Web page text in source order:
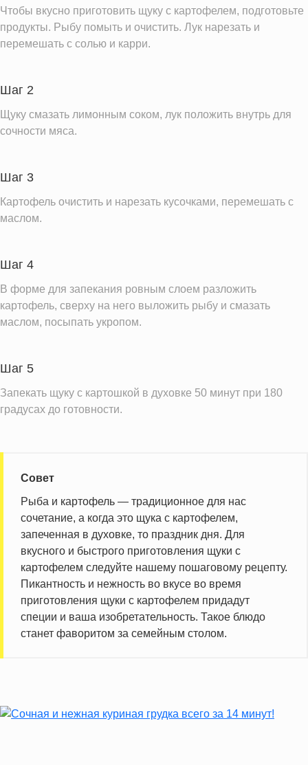
Холестерин
Вода
244.4 г
Натрий
Кальций
Железо
4.7 мг
Калий
Витамин С
Витамин А
51.3 IU
Витамин Д
Насыщенные жиры
Информация для одной порции
Чтобы вкусно приготовить щуку с картофелем, подготовьте
продукты. Рыбу помыть и очистить. Лук нарезать и
перемешать с солью и карри.
Шаг 2
Щуку смазать лимонным соком, лук положить внутрь для
сочности мяса.
Шаг 3
Картофель очистить и нарезать кусочками, перемешать с
маслом.
Шаг 4
В форме для запекания ровным слоем разложить
картофель, сверху на него выложить рыбу и смазать
маслом, посыпать укропом.
Шаг 5
Запекать щуку с картошкой в духовке 50 минут при 180
градусах до готовности.
Совет
Рыба и картофель — традиционное для нас
сочетание, а когда это щука с картофелем,
запеченная в духовке, то праздник дня. Для
вкусного и быстрого приготовления щуки с
картофелем следуйте нашему пошаговому рецепту.
Пикантность и нежность во вкусе во время
приготовления щуки с картофелем придадут
специи и ваша изобретательность. Такое блюдо
станет фаворитом за семейным столом.